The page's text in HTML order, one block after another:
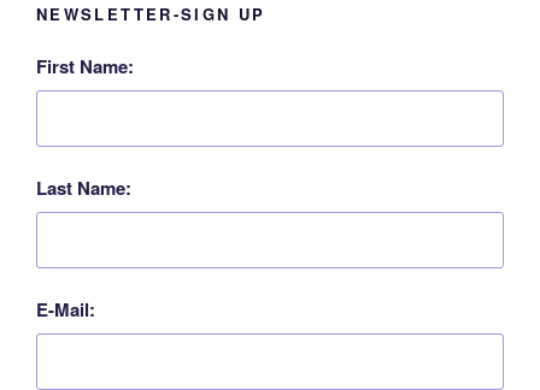
NEWSLETTER-SIGN UP
First Name:
Last Name:
E-Mail: